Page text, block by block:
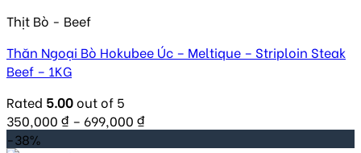
Thịt Bò - Beef
Thăn Ngoại Bò Hokubee Úc – Meltique – Striploin Steak
Beef – 1KG
Rated 5.00out of 5
350,000 ₫ – 699,000 ₫
-38%